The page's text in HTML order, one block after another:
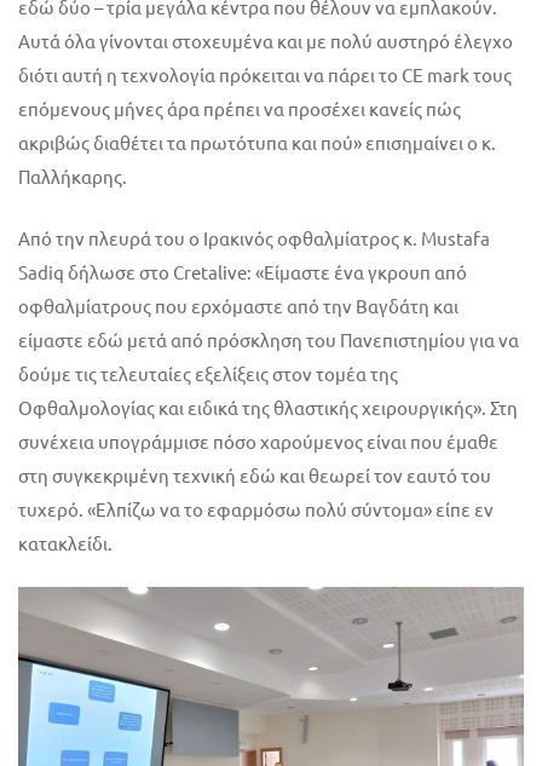
εδώ δύο – τρία μεγάλα κέντρα που θέλουν να εμπλακούν.
Αυτά όλα γίνονται στοχευμένα και με πολύ αυστηρό έλεγχο
διότι αυτή η τεχνολογία πρόκειται να πάρει το CE mark τους
επόμενους μήνες άρα πρέπει να προσέχει κανείς πώς
ακριβώς διαθέτει τα πρωτότυπα και πού» επισημαίνει ο κ.
Παλλήκαρης.
Από την πλευρά του ο Ιρακινός οφθαλμίατρος κ. Mustafa
Sadiq δήλωσε στο Cretalive: «Είμαστε ένα γκρουπ από
οφθαλμίατρους που ερχόμαστε από την Βαγδάτη και
είμαστε εδώ μετά από πρόσκληση του Πανεπιστημίου για να
δούμε τις τελευταίες εξελίξεις στον τομέα της
Οφθαλμολογίας και ειδικά της θλαστικής χειρουργικής». Στη
συνέχεια υπογράμμισε πόσο χαρούμενος είναι που έμαθε
στη συγκεκριμένη τεχνική εδώ και θεωρεί τον εαυτό του
τυχερό. «Ελπίζω να το εφαρμόσω πολύ σύντομα» είπε εν
κατακλείδι.